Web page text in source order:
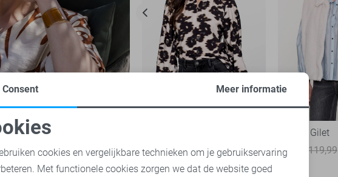
-61%
35,00
89,99
Geisha Gilet
48,00
119,99
cookies
Consent Meer informatie
cookies en vergelijkbare technieken om je gebruikservaring
Met functionele cookies zorgen we dat de website goed